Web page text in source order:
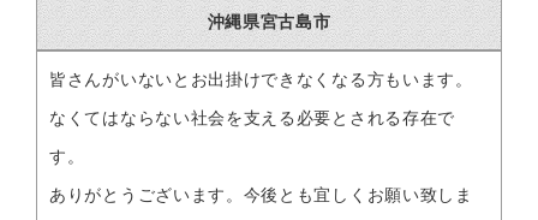
沖縄県宮古島市
皆さんがいないとお出掛けできなくなる方もいます。
なくてはならない社会を支える必要とされる存在で
す。
ありがとうございます。今後とも宜しくお願い致しま